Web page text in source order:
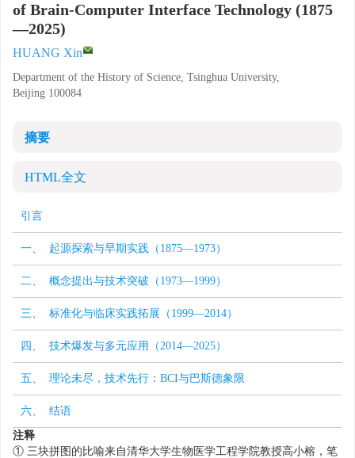
of Brain-Computer Interface Technology (1875
—2025)
HUANG Xin
Department of the History of Science, Tsinghua University,
Beijing 100084
摘要
HTML全文
引言
一、 起源探索与早期实践（1875—1973）
二、 概念提出与技术突破（1973—1999）
三、 标准化与临床实践拓展（1999—2014）
四、 技术爆发与多元应用（2014—2025）
五、 理论未尽，技术先行：BCI与巴斯德象限
六、 结语
注释
① 三块拼图的比喻来自清华大学生物医学工程学院教授高小榕，笔